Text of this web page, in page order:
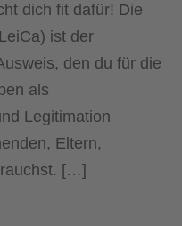
dich fit dafür! Die
ist der
den du für die
als
Legitimation
Eltern,
[…]